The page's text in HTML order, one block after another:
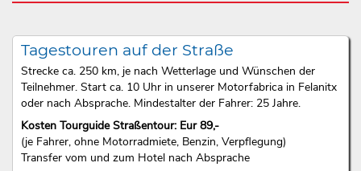
Tagestouren auf der Straße
Strecke ca. 250 km, je nach Wetterlage und Wünschen der
Teilnehmer. Start ca. 10 Uhr in unserer Motorfabrica in Felanitx
oder nach Absprache. Mindestalter der Fahrer: 25 Jahre.
Kosten Tourguide Straßentour: Eur 89,-
(je Fahrer, ohne Motorradmiete, Benzin, Verpflegung)
Transfer vom und zum Hotel nach Absprache